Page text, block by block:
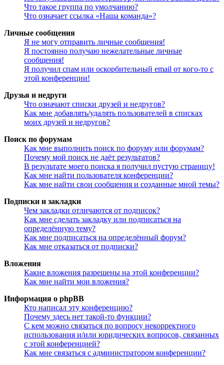
Что такое группа по умолчанию?
Что означает ссылка «Наша команда»?
Личные сообщения
Я не могу отправить личные сообщения!
Я постоянно получаю нежелательные личные
сообщения!
Я получил спам или оскорбительный email от кого-то с
этой конференции!
Друзья и недруги
Что означают списки друзей и недругов?
Как мне добавлять/удалять пользователей в списках
моих друзей и недругов?
Поиск по форумам
Как мне выполнить поиск по форуму или форумам?
Почему мой поиск не даёт результатов?
В результате моего поиска я получил пустую страницу!
Как мне найти пользователя конференции?
Как мне найти свои сообщения и созданные мной темы?
Подписки и закладки
Чем закладки отличаются от подписок?
Как мне сделать закладку или подписаться на
определённую тему?
Как мне подписаться на определённый форум?
Как мне отказаться от подписки?
Вложения
Какие вложения разрешены на этой конференции?
Как мне найти мои вложения?
Информация о phpBB
Кто написал эту конференцию?
Почему здесь нет такой-то функции?
С кем можно связаться по вопросу некорректного
использования и/или юридических вопросов, связанных
с этой конференцией?
Как мне связаться с администратором конференции?